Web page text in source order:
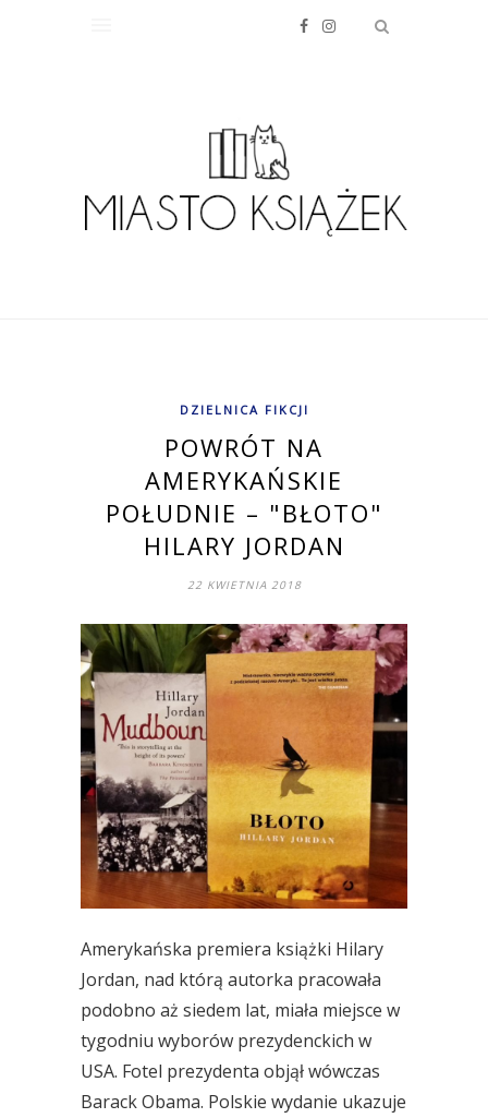
DZIELNICA FIKCJI
POWRÓT NA
AMERYKAŃSKIE
POŁUDNIE – "BŁOTO"
HILARY JORDAN
22 KWIETNIA 2018
Amerykańska premiera książki Hilary
Jordan, nad którą autorka pracowała
podobno aż siedem lat, miała miejsce w
tygodniu wyborów prezydenckich w
USA. Fotel prezydenta objął wówczas
Barack Obama. Polskie wydanie ukazuje